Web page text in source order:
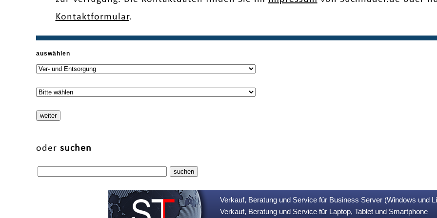
Kontaktformular.
auswählen
oder suchen
Verkauf, Beratung und Service für Business Server (Windows und
Verkauf, Beratung und Service für Laptop, Tablet und Smartphone